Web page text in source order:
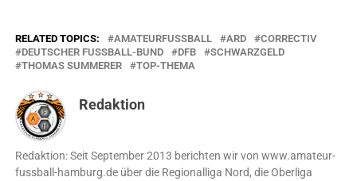
RELATED TOPICS: AMATEURFUSSBALL ARD
CORRECTIV
DEUTSCHER FUSSBALL-BUND
DFB
SCHWARZGELD
THOMAS SUMMERER
TOP-THEMA
Redaktion
Redaktion: Seit September 2013 berichten wir von www.amateur-
fussball-hamburg.de über die Regionalliga Nord, die Oberliga